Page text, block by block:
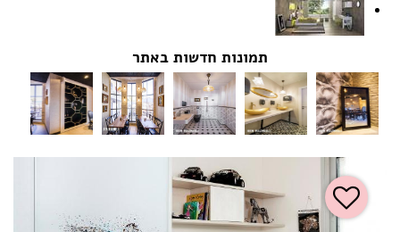
תמונות חדשות באתר